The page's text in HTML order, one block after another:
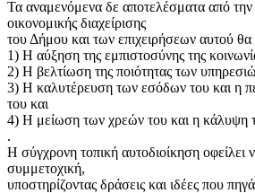
Τα αναμενόμενα δε αποτελέσματα από
οικονομικής διαχείρισης
του Δήμου και των επιχειρήσεων αυτού θα
1) Η αύξηση της εμπιστοσύνης της
2) Η βελτίωση της ποιότητας των
3) Η καλυτέρευση των εσόδων του και η
του και
4) Η μείωση των χρεών του και η κάλυψη
.
Η σύγχρονη τοπική αυτοδιοίκηση οφείλει
συμμετοχική,
υποστηρίζοντας δράσεις και ιδέες που